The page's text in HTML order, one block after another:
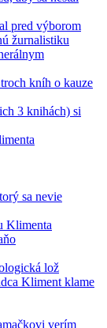
pred výborom
žurnalistiku
kníh o kauze
3 knihách) si
sa nevie
Klimenta
lož
Kliment klame
verím